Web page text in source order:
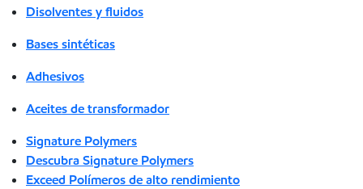
Disolventes y fluidos
Bases sintéticas
Adhesivos
Aceites de transformador
Signature Polymers
Descubra Signature Polymers
Exceed Polímeros de alto rendimiento